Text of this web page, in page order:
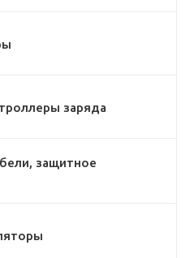
заряда
защитное